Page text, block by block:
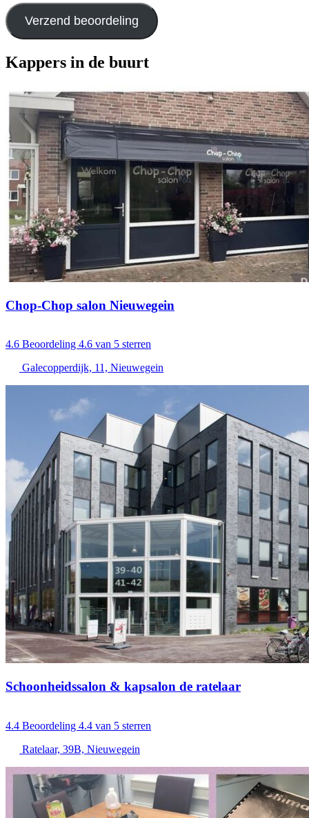
Verzend beoordeling
Kappers in de buurt
Chop-Chop salon Nieuwegein
4.6 Beoordeling 4.6 van 5 sterren
Galecopperdijk, 11, Nieuwegein
Schoonheidssalon & kapsalon de ratelaar
4.4 Beoordeling 4.4 van 5 sterren
Ratelaar, 39B, Nieuwegein